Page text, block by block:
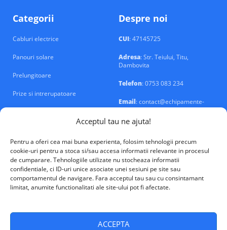
Acceptul tau ne ajuta!
Pentru a oferi cea mai buna experienta, folosim tehnologii precum
cookie-uri pentru a stoca si/sau accesa informatii relevante in procesul
de cumparare. Tehnologiile utilizate nu stocheaza informatii
confidentiale, ci ID-uri unice asociate unei sesiuni pe site sau
comportamentul de navigare. Fara acceptul tau sau cu consintamant
limitat, anumite functionalitati ale site-ului pot fi afectate.
ACCEPTA
Categorii
Cabluri electrice
Panouri solare
Prelungitoare
Prize si intrerupatoare
Despre noi
CUI: 47145725
Adresa: Str. Teiului, Titu,
Dambovita
Telefon: 0753 083 234
Email: contact@echipamente-
electrice.ro
VALM Electrical Solutions © 2026